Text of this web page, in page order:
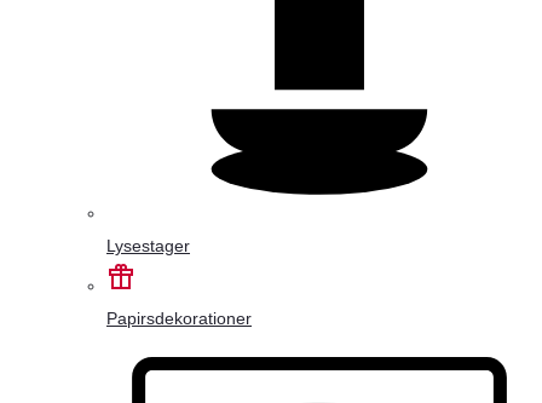
Lysestager
Papirsdekorationer